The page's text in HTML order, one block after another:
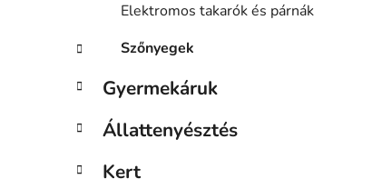
Elektromos takarók és párnák
Szőnyegek
Gyermekáruk
Állattenyésztés
Kert